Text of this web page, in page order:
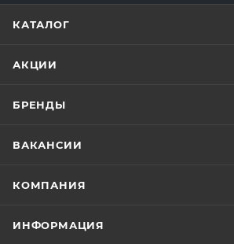
КАТАЛОГ
АКЦИИ
БРЕНДЫ
ВАКАНСИИ
КОМПАНИЯ
ИНФОРМАЦИЯ